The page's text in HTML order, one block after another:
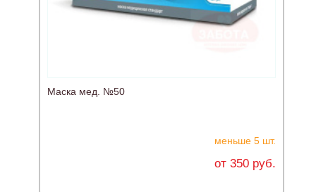
Маска мед. №50
меньше 5 шт.
от 350 руб.